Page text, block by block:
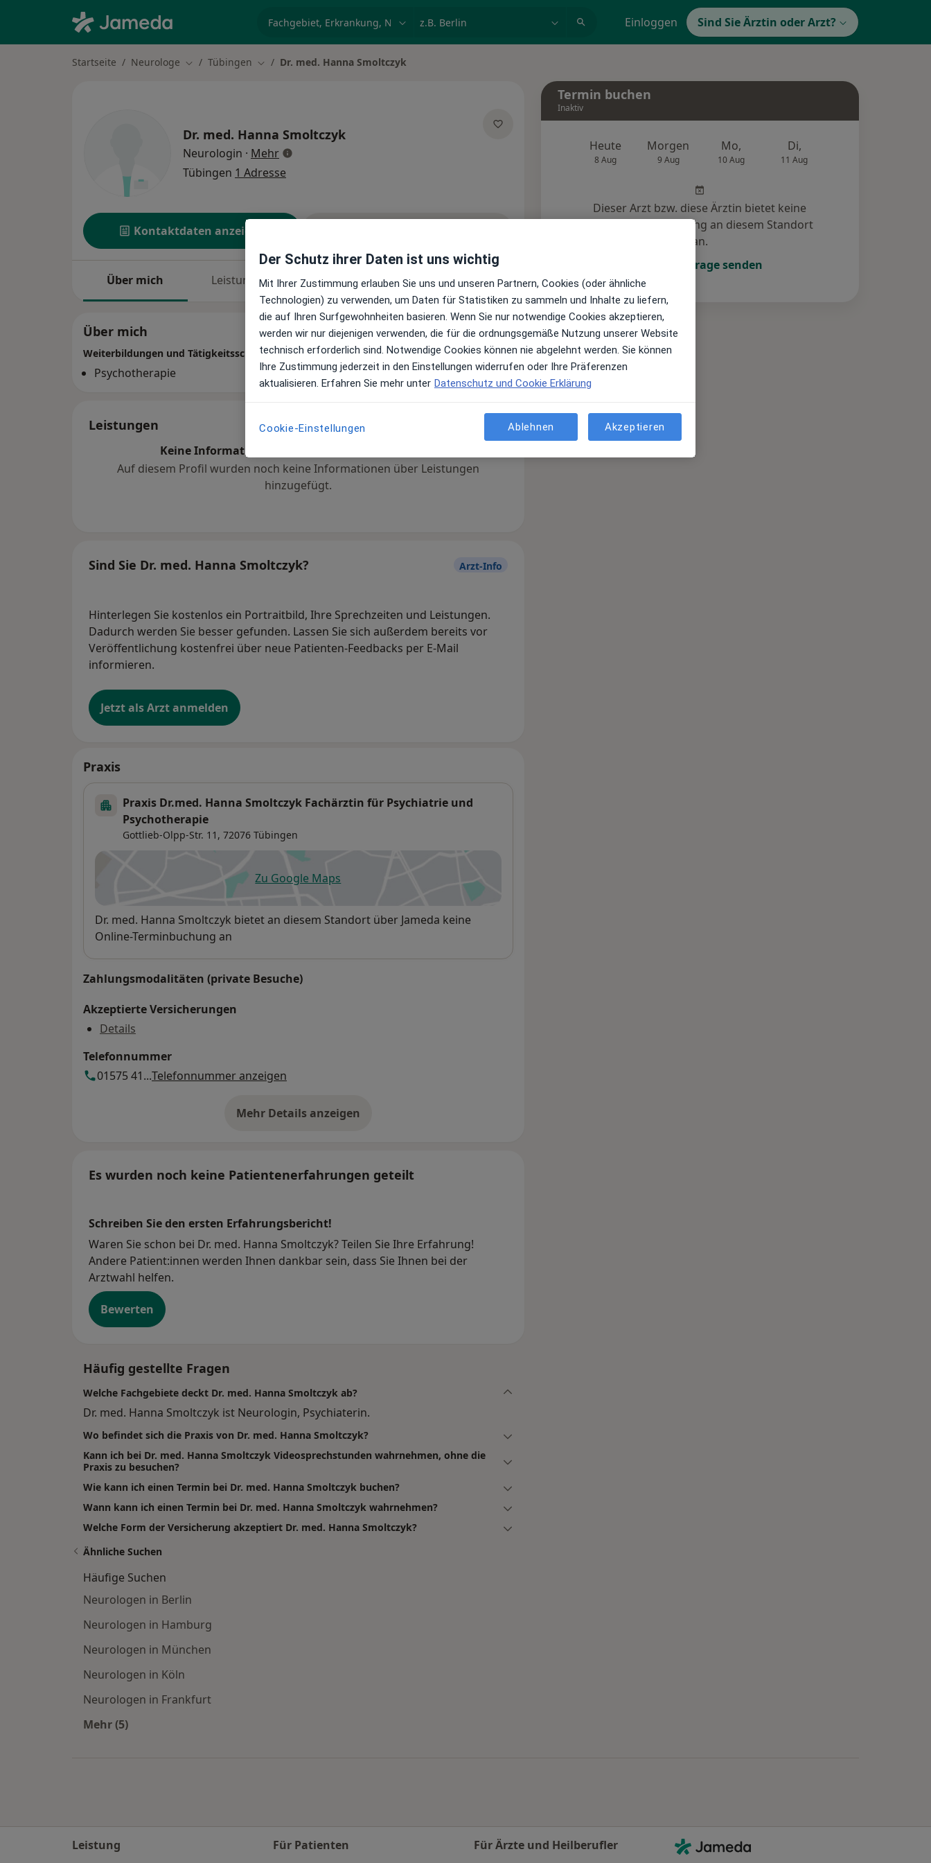
Einloggen Sind Sie Ärztin oder Arzt?
Startseite Neurologe Stadt ändern
Tübingen Stadt ändern
Dr. med. Hanna Smoltczyk
Dr. med. Hanna Smoltczyk
Neurologin · Mehrüber Spezialisierungen
Tübingen 1 Adresse
Kontaktdaten anzeigen
Über mich Leistungen Standorte Bewertungen
Über mich
Weiterbildungen und Tätigkeitsschwerpunkte
Psychotherapie
Leistungen
Keine Informationen über Leistungen und Kosten
Auf diesem Profil wurden noch keine Informationen über Leistungen
hinzugefügt.
Sind Sie Dr. med. Hanna Smoltczyk? Arzt-Info
Hinterlegen Sie kostenlos ein Portraitbild, Ihre Sprechzeiten und Leistungen.
Dadurch werden Sie besser gefunden. Lassen Sie sich außerdem bereits vor
Veröffentlichung kostenfrei über neue Patienten-Feedbacks per E-Mail
informieren.
Jetzt als Arzt anmelden
Praxis
Praxis Dr.med. Hanna Smoltczyk Fachärztin für Psychiatrie und
Psychotherapie
Gottlieb-Olpp-Str. 11, 72076 Tübingen
Zu Google Mapsöffnet in einer neuen Registerkarte
Verfügbarkeit
Dr. med. Hanna Smoltczyk bietet an diesem Standort über Jameda keine
Online-Terminbuchung an
Zahlungsmodalitäten (private Besuche)
Akzeptierte Versicherungen
Details
Telefonnummer
01575 41...Telefonnummer anzeigen
Mehr Details anzeigen
über die Adresse
Es wurden noch keine Patientenerfahrungen geteilt
Schreiben Sie den ersten Erfahrungsbericht!
Waren Sie schon bei Dr. med. Hanna Smoltczyk? Teilen Sie Ihre Erfahrung!
Andere Patient:innen werden Ihnen dankbar sein, dass Sie Ihnen bei der
Arztwahl helfen.
Bewerten
Häufig gestellte Fragen
Welche Fachgebiete deckt Dr. med. Hanna Smoltczyk ab?
Dr. med. Hanna Smoltczyk ist Neurologin, Psychiaterin.
Wo befindet sich die Praxis von Dr. med. Hanna Smoltczyk?
Kann ich bei Dr. med. Hanna Smoltczyk Videosprechstunden wahrnehmen, ohne die
Praxis zu besuchen?
Wie kann ich einen Termin bei Dr. med. Hanna Smoltczyk buchen?
Wann kann ich einen Termin bei Dr. med. Hanna Smoltczyk wahrnehmen?
Welche Form der Versicherung akzeptiert Dr. med. Hanna Smoltczyk?
Termin buchen
Inaktiv
Heute
8 Aug
Morgen
9 Aug
Mo,
10 Aug
Di,
11 Aug
Dieser Arzt bzw. diese Ärztin bietet keine
Online-Terminbuchung an diesem Standort
an.
Terminanfrage senden
Ähnliche Suchen
Häufige Suchen
Neurologen in Berlin
Neurologen in Hamburg
Neurologen in München
Neurologen in Köln
Neurologen in Frankfurt
Mehr (5)
Leistung
Für Patienten
Für Ärzte und Heilberufler
Kontakt
Jameda - Startseite
Der Schutz ihrer Daten ist uns wichtig
Mit Ihrer Zustimmung erlauben Sie uns und unseren Partnern, Cookies (oder ähnliche
Technologien) zu verwenden, um Daten für Statistiken zu sammeln und Inhalte zu liefern,
die auf Ihren Surfgewohnheiten basieren. Wenn Sie nur notwendige Cookies akzeptieren,
werden wir nur diejenigen verwenden, die für die ordnungsgemäße Nutzung unserer Website
technisch erforderlich sind. Notwendige Cookies können nie abgelehnt werden. Sie können
Ihre Zustimmung jederzeit in den Einstellungen widerrufen oder Ihre Präferenzen
aktualisieren. Erfahren Sie mehr unter Datenschutz und Cookie Erklärung
Cookie-Einstellungen Ablehnen Akzeptieren